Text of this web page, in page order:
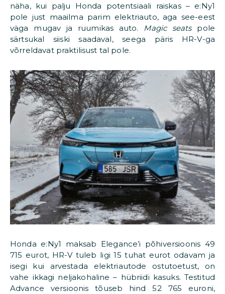
näha, kui palju Honda potentsiaali raiskas – e:Ny1
pole just maailma parim elektriauto, aga see-eest
väga mugav ja ruumikas auto. Magic seatspole
särtsukal siiski saadaval, seega päris HR-V-ga
võrreldavat praktilisust tal pole.
Honda e:Ny1 maksab Elegance’i põhiversioonis 49
715 eurot, HR-V tuleb ligi 15 tuhat eurot odavam ja
isegi kui arvestada elektriautode ostutoetust, on
vahe ikkagi neljakohaline – hübriidi kasuks. Testitud
Advance versioonis tõuseb hind 52 765 euroni,